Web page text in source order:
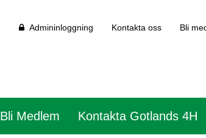
Admininloggning Kontakta oss Bli
Bli Medlem Kontakta Gotlands 4H